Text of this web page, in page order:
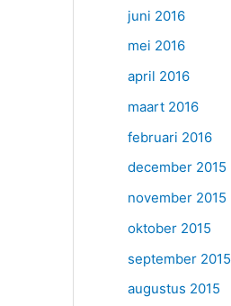
juni 2016
mei 2016
april 2016
maart 2016
februari 2016
december 2015
november 2015
oktober 2015
september 2015
augustus 2015